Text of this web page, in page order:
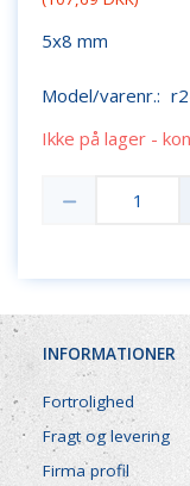
5x8 mm
Model/varenr.:
Ikke på lager -
INFORMATIONER
Fortrolighed
Fragt og levering
Firma profil